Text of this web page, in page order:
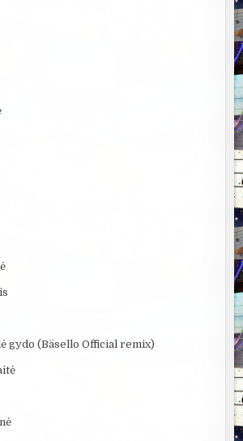
gydo (Bäsello Official remix)